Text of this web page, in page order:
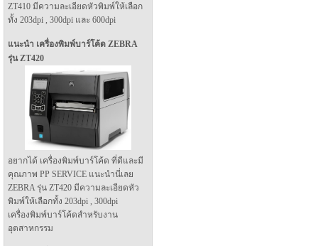
ZT410 มีความละเอียดหัวพิมพ์ให้เลือก
ทั้ง 203dpi , 300dpi และ 600dpi
แนะนำ เครื่องพิมพ์บาร์โค้ด ZEBRA
รุ่น ZT420
อยากได้ เครื่องพิมพ์บาร์โค้ด ที่ดีและมี
คุณภาพ PP SERVICE แนะนำนี่เลย
ZEBRA รุ่น ZT420 มีความละเอียดหัว
พิมพ์ให้เลือกทั้ง 203dpi , 300dpi
เครื่องพิมพ์บาร์โค้ดสำหรับงาน
อุตสาหกรรม